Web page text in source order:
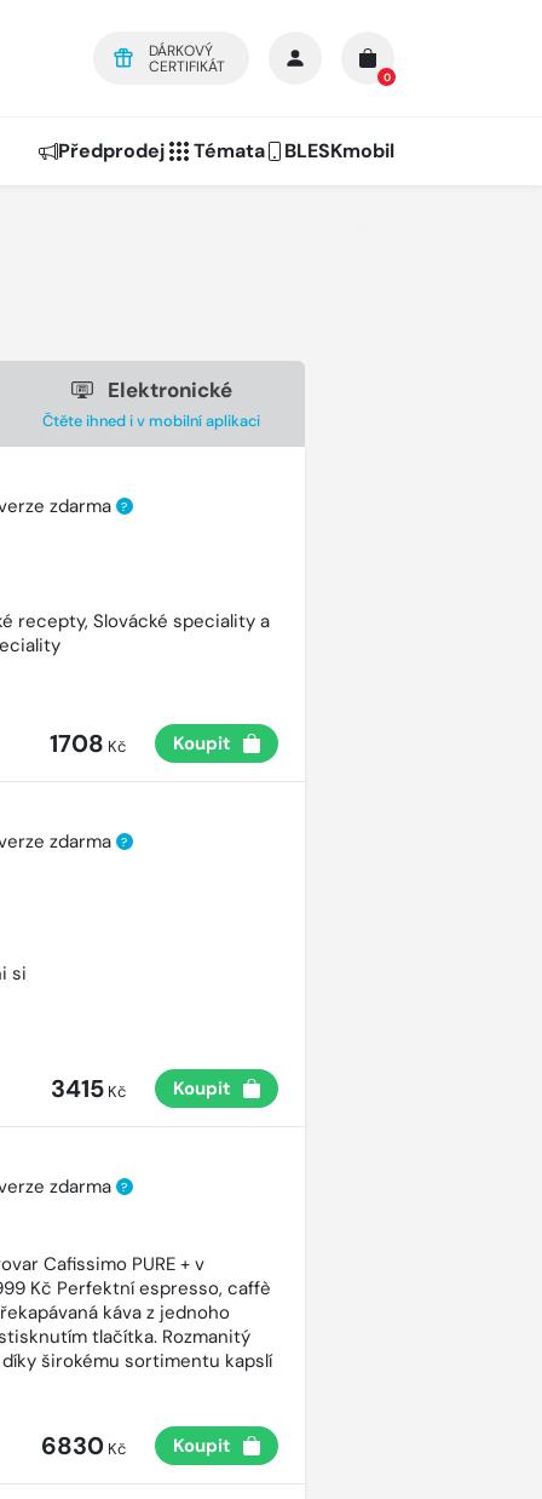
DÁRKOVÝ
CERTIFIKÁT
0
Předprodej Témata BLESKmobil
Elektronické
Čtěte ihned i v mobilní aplikaci
zdarma ?
recepty, Slovácké speciality a
1708 Kč Koupit
zdarma ?
si
3415Kč Koupit
zdarma ?
Cafissimo PURE + v
Kč Perfektní espresso, caffè
káva z jednoho
tlačítka. Rozmanitý
širokému sortimentu kapslí
6830Kč Koupit